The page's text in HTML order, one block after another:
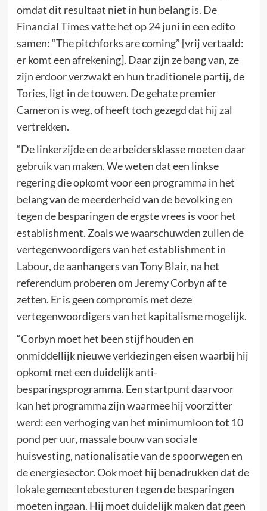
omdat dit resultaat niet in hun belang is. De
Financial Times vatte het op 24 juni in een edito
samen: “The pitchforks are coming” [vrij vertaald:
er komt een afrekening]. Daar zijn ze bang van, ze
zijn erdoor verzwakt en hun traditionele partij, de
Tories, ligt in de touwen. De gehate premier
Cameron is weg, of heeft toch gezegd dat hij zal
vertrekken.
“De linkerzijde en de arbeidersklasse moeten daar
gebruik van maken. We weten dat een linkse
regering die opkomt voor een programma in het
belang van de meerderheid van de bevolking en
tegen de besparingen de ergste vrees is voor het
establishment. Zoals we waarschuwden zullen de
vertegenwoordigers van het establishment in
Labour, de aanhangers van Tony Blair, na het
referendum proberen om Jeremy Corbyn af te
zetten. Er is geen compromis met deze
vertegenwoordigers van het kapitalisme mogelijk.
“Corbyn moet het been stijf houden en
onmiddellijk nieuwe verkiezingen eisen waarbij hij
opkomt met een duidelijk anti-
besparingsprogramma. Een startpunt daarvoor
kan het programma zijn waarmee hij voorzitter
werd: een verhoging van het minimumloon tot 10
pond per uur, massale bouw van sociale
huisvesting, nationalisatie van de spoorwegen en
de energiesector. Ook moet hij benadrukken dat de
lokale gemeentebesturen tegen de besparingen
moeten ingaan. Hij moet duidelijk maken dat geen